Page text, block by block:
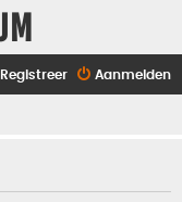
Aanmelden
Registreer